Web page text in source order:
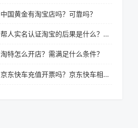
中国黄金有淘宝店吗？可靠吗？
帮人实名认证淘宝的后果是什么？实人认证对自己有什么影响吗？
淘特怎么开店？需满足什么条件？
京东快车充值开票吗？京东快车相关疑问全解答